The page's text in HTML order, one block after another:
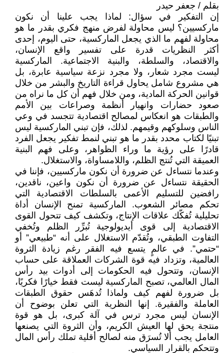
بقلم / جعفر حيدر
إن التفكير في سؤال: لماذا يجب علينا أن نكون
ماركسيين؟ ليس محاولة لفرض منهج فكري بقدر ما هو
محاولة لفهم ما الذي يجعل الماركسية، حتى اليوم، إحدى
أكثر النظريات قدرة على تفسير واقع الإنسان،
والاقتصاد، والسلطة، والبنية الاجتماعية. الماركسية
ليست مجرد شعار، ولا مجرد نزعة سياسية عابرة، بل
هي مشروع شامل يحاول قراءة التاريخ والبشر من خلال
قوانين الحركة المادية، ومن خلال فهم أن كل ما نراه من
صعود حضارات وانهيار أنظمة وصراعات بين الأمم
والطبقات هو انعكاس لمصالح اقتصادية تتجسد في وعي
الناس وسلوكهم وقيمهم. لذلك، فإن تبني الماركسية ليس
تبنيًا لكتاب محدد بقدر ما هو تبني لنمط تفكير يجعل الفرد
قادرًا على رؤية ما وراء الظواهر، وعلى فهم البنية
العميقة التي تُنتج الظلم، واللامساواة، والاستغلال.
وعندما نتساءل عن ضرورة أن نكون ماركسيين، فإننا في
الحقيقة نتساءل عن ضرورة أن نكون واعين، ناقدين،
رافضين للتسليم الأعمى بالسلطات الاقتصادية التي
تحكم مصائر الشعوب. الماركسية تمنح الإنسان أداة
تحليلية تُفكّك علاقات الإنتاج، وتكشف كيف تتحول القوى
الاقتصادية إلى قوى أيديولوجية تُبرِّر الظلم وتُخفي
التفاوت الطبقي، وتُقدّم الاستغلال على أنه “طبيعي” أو
“حتمي”. في عالمٍ يتسع فيه الفقر رغم زيادة الثروة
العالمية، وتزداد فيه قوة الشركات العملاقة على حساب
الإنسان، وتتحول فيه الحكومات إلى أدوات بيد رأس
المال العالمي، تصبح الماركسية ليست فقط خيارًا فكريًا،
بل ضرورة لفهم كيف ولماذا تُدهَس حقوق الطبقات
العاملة والفقيرة. إنها النظرية التي تعلن بوضوح أن
الإنسان ليس مجرد ترس في آلة كبرى، بل هو قوة
منتجة يحق لها العيش الكريم، وأن الثروة التي يصنعها
العامل يجب ألا تُسرَق منه لصالح أقلية تملك رأس المال
وتتحكم بالقرار السياسي.